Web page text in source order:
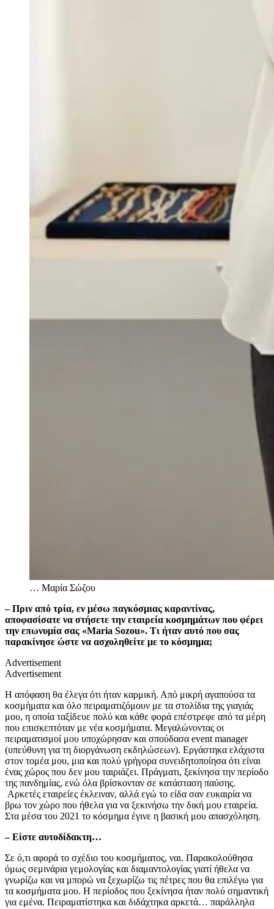
… Μαρία Σώζου
– Πριν από τρία, εν μέσω παγκόσμιας καραντίνας,
αποφασίσατε να στήσετε την εταιρεία κοσμημάτων που φέρει
την επωνυμία σας «Maria Sozou». Τι ήταν αυτό που σας
παρακίνησε ώστε να ασχοληθείτε με το κόσμημα;
Advertisement
Advertisement
Η απόφαση θα έλεγα ότι ήταν καρμική. Από μικρή αγαπούσα τα
κοσμήματα και όλο πειραματιζόμουν με τα στολίδια της γιαγιάς
μου, η οποία ταξίδευε πολύ και κάθε φορά επέστρεφε από τα μέρη
που επισκεπτόταν με νέα κοσμήματα. Μεγαλώνοντας οι
πειραματισμοί μου υποχώρησαν και σπούδασα event manager
(υπεύθυνη για τη διοργάνωση εκδηλώσεων). Εργάστηκα ελάχιστα
στον τομέα μου, μια και πολύ γρήγορα συνειδητοποίησα ότι είναι
ένας χώρος που δεν μου ταιριάζει. Πράγματι, ξεκίνησα την περίοδο
της πανδημίας, ενώ όλα βρίσκονταν σε κατάσταση παύσης.
Αρκετές εταιρείες έκλειναν, αλλά εγώ το είδα σαν ευκαιρία να
βρω τον χώρο που ήθελα για να ξεκινήσω την δική μου εταιρεία.
Στα μέσα του 2021 το κόσμημα έγινε η βασική μου απασχόληση.
– Είστε αυτοδίδακτη…
Σε ό,τι αφορά το σχέδιο του κοσμήματος, ναι. Παρακολούθησα
όμως σεμινάρια γεμολογίας και διαμαντολογίας γιατί ήθελα να
γνωρίζω και να μπορώ να ξεχωρίζω τις πέτρες που θα επιλέγω για
τα κοσμήματα μου. Η περίοδος που ξεκίνησα ήταν πολύ σημαντική
για εμένα. Πειραματίστηκα και διδάχτηκα αρκετά… παράλληλα